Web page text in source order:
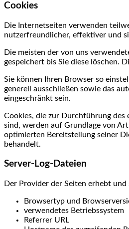
Cookies
Die Internetseiten verwenden
nutzerfreundlicher, effektiver und
Die meisten der von uns
gespeichert bis Sie diese löschen.
Sie können Ihren Browser so
generell ausschließen sowie das
eingeschränkt sein.
Cookies, die zur Durchführung
sind, werden auf Grundlage von
optimierten Bereitstellung seiner
behandelt.
Server-Log-Dateien
Der Provider der Seiten erhebt
Browsertyp und
verwendetes Betriebssystem
Referrer URL